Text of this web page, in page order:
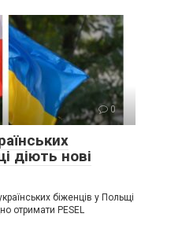
0
діють нові
біженців у Польщі
отримати PESEL